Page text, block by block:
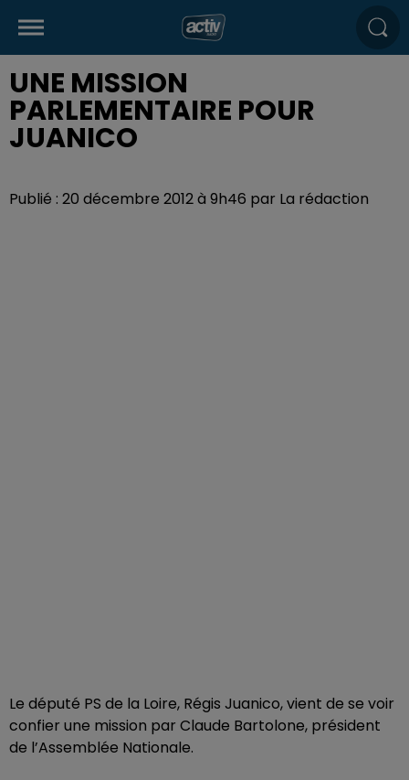
UNE MISSION
PARLEMENTAIRE POUR
JUANICO
Publié : 20 décembre 2012 à 9h46 par La rédaction
Le député PS de la Loire, Régis Juanico, vient de se voir
confier une mission par Claude Bartolone, président
de l’Assemblée Nationale.